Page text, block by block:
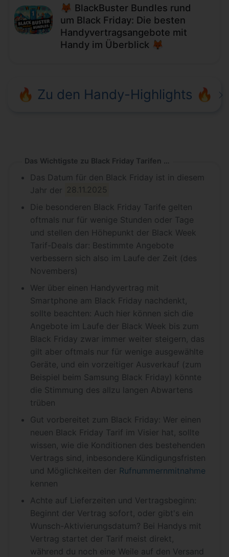
🦊 BlackBuster Bundles rund
um Black Friday: Die besten
Handyvertragsangebote mit
Handy im Überblick 🦊
🔥 Zu den Handy-Highlights 🔥
Das Wichtigste zu Black Friday Tarifen in Kürze
Das Datum für den Black Friday ist in diesem
Jahr der 28.11.2025
Die besonderen Black Friday Tarife gelten
oftmals nur für wenige Stunden oder Tage
und stellen den Höhepunkt der Black Week
Tarif-Deals dar: Bestimmte Angebote
verbessern sich also im Laufe der Zeit (des
Novembers)
Wer über einen Handyvertrag mit
Smartphone am Black Friday nachdenkt,
sollte beachten: Auch hier können sich die
Angebote im Laufe der Black Week bis zum
Black Friday zwar immer weiter steigern, das
gilt aber oftmals nur für wenige ausgewählte
Geräte, und ein vorzeitiger Ausverkauf (zum
Beispiel beim Samsung Black Friday) könnte
die Stimmung des allzu langen Abwartens
trüben
Gut vorbereitet zum Black Friday: Wer einen
neuen Black Friday Tarif im Visier hat, sollte
wissen, wie die Konditionen des bestehenden
Vertrags sind, inbesondere Kündigungsfristen
und Möglichkeiten der Rufnummernmitnahme
kennen
Achte auf Lieferzeiten und Vertragsbeginn:
Beginnt der Vertrag sofort, oder gibt's ein
Wunsch-Aktivierungsdatum? Bei Handys mit
Vertrag startet der Tarif meist direkt,
während du noch eine Weile auf den Versand